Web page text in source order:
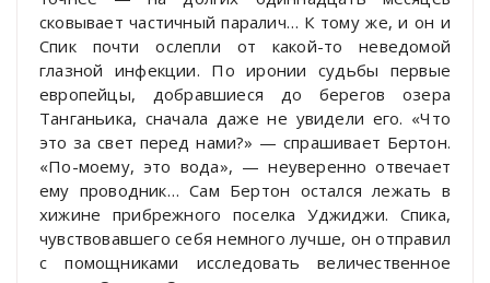
сковывает частичный паралич… К тому же, и он и
Спик почти ослепли от какой-то неведомой
глазной инфекции. По иронии судьбы первые
европейцы, добравшиеся до берегов озера
Танганьика, сначала даже не увидели его. «Что
это за свет перед нами?» — спрашивает Бертон.
«По-моему, это вода», — неуверенно отвечает
ему проводник… Сам Бертон остался лежать в
хижине прибрежного поселка Уджиджи. Спика,
чувствовавшего себя немного лучше, он отправил
с помощниками исследовать величественное